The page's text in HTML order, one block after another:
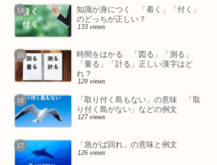
知識が身につく 「着く」「付く」
のどっちが正しい？
133 views
時間をはかる 「図る」「測る」
「量る」「計る」正しい漢字はど
れ？
129 views
「取り付く島もない」の意味 「取
り付く島がない」などの例文
127 views
「急がば回れ」の意味と例文
126 views